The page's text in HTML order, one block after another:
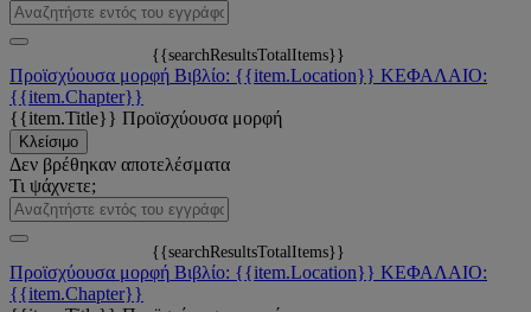
{{searchResultsTotalItems}}
Προϊσχύουσα μορφή Βιβλίο: {{item.Location}} ΚΕΦΑΛΑΙΟ:
{{item.Chapter}}
{{item.Title}} Προϊσχύουσα μορφή
Κλείσιμο
Δεν βρέθηκαν αποτελέσματα
Τι ψάχνετε;
{{searchResultsTotalItems}}
Προϊσχύουσα μορφή Βιβλίο: {{item.Location}} ΚΕΦΑΛΑΙΟ:
{{item.Chapter}}